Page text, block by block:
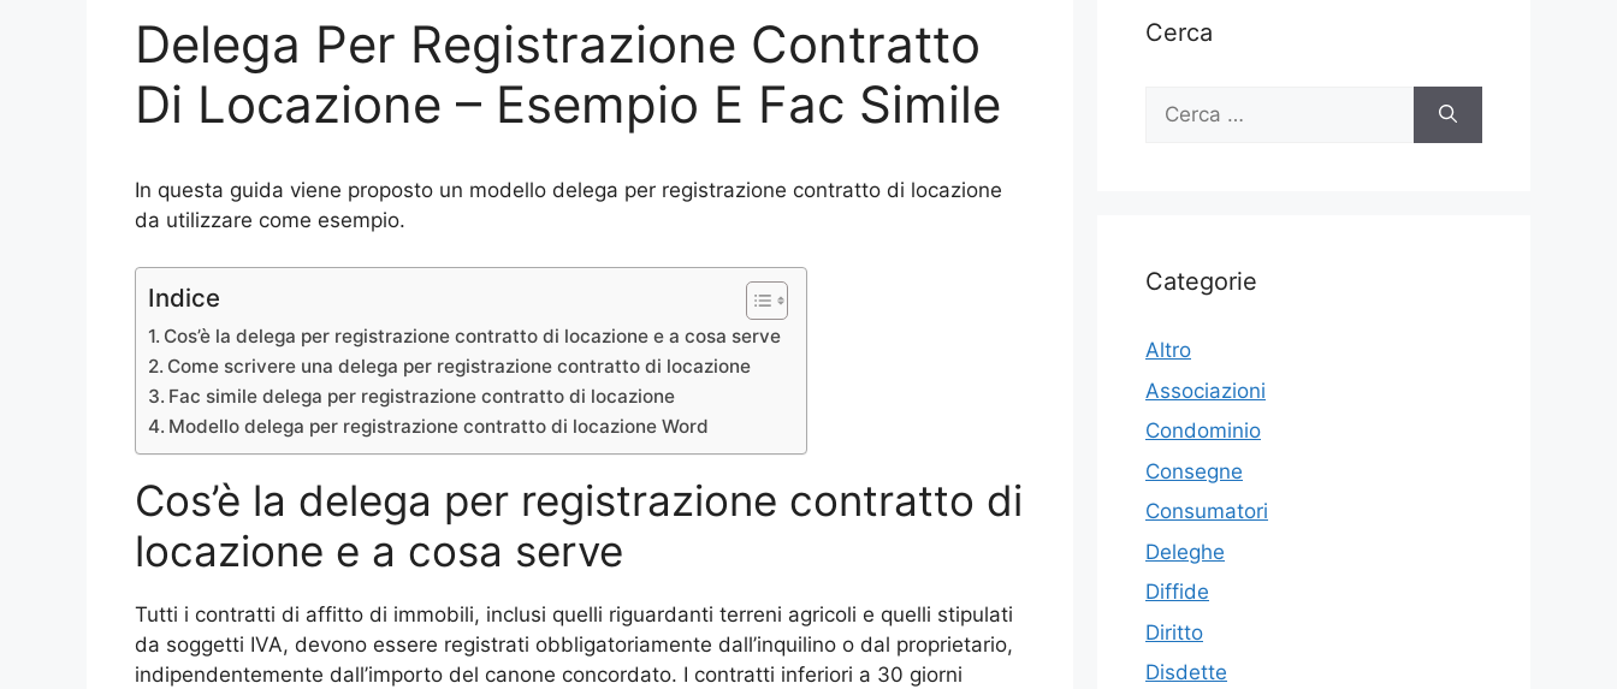
Delega Per Registrazione Contratto
Di Locazione – Esempio E Fac Simile
In questa guida viene proposto un modello delega per registrazione contratto di locazione
da utilizzare come esempio.
Indice
Cos’è la delega per registrazione contratto di locazione e a cosa serve
Come scrivere una delega per registrazione contratto di locazione
Fac simile delega per registrazione contratto di locazione
Modello delega per registrazione contratto di locazione Word
Cos’è la delega per registrazione contratto di
locazione e a cosa serve
Tutti i contratti di affitto di immobili, inclusi quelli riguardanti terreni agricoli e quelli stipulati
da soggetti IVA, devono essere registrati obbligatoriamente dall’inquilino o dal proprietario,
indipendentemente dall’importo del canone concordato. I contratti inferiori a 30 giorni
Cerca
Ricerca
Categorie
Altro
Associazioni
Condominio
Consegne
Consumatori
Deleghe
Diffide
Diritto
Disdette